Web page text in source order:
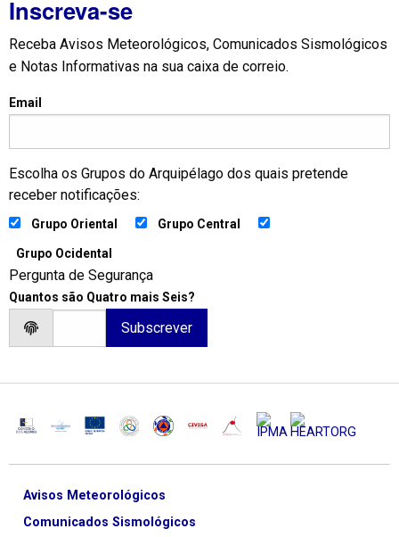
Inscreva-se
Receba Avisos Meteorológicos, Comunicados Sismológicos
e Notas Informativas na sua caixa de correio.
Email
Escolha os Grupos do Arquipélago dos quais pretende
receber notificações:
Grupo Oriental Grupo Central
Grupo Ocidental
Pergunta de Segurança
Quantos são Quatro mais Seis?
Avisos Meteorológicos
Comunicados Sismológicos